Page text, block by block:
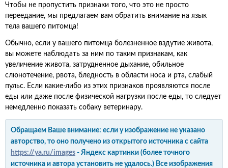
Чтобы не пропустить признаки того, что это не просто
переедание, мы предлагаем вам обратить внимание на язык
тела вашего питомца!
Обычно, если у вашего питомца болезненное вздутие живота,
вы можете наблюдать за ним по таким признакам, как
увеличение живота, затрудненное дыхание, обильное
слюнотечение, рвота, бледность в области носа и рта, слабый
пульс. Если какие-либо из этих признаков проявляются после
еды или даже после физической нагрузки после еды, то следует
немедленно показать собаку ветеринару.
Обращаем Ваше внимание: если у изображение не указано
авторство, то оно получено из открытого источника с сайта
https://ya.ru/images - Яндекс картинки (более точного
источника и автора установить не удалось.) Все изображения